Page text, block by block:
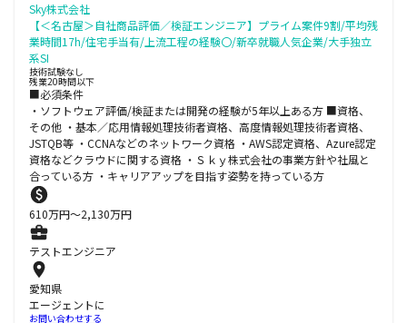
Sky株式会社
【＜名古屋＞自社商品評価／検証エンジニア】プライム案件9割/平均残
業時間17h/住宅手当有/上流工程の経験〇/新卒就職人気企業/大手独立
系SI
技術試験なし
残業20時間以下
■必須条件
・ソフトウェア評価/検証または開発の経験が5年以上ある方 ■資格、
その他 ・基本／応用情報処理技術者資格、高度情報処理技術者資格、
JSTQB等 ・CCNAなどのネットワーク資格 ・AWS認定資格、Azure認定
資格などクラウドに関する資格 ・Ｓｋｙ株式会社の事業方針や社風と
合っている方 ・キャリアアップを目指す姿勢を持っている方
610万円〜2,130万円
テストエンジニア
愛知県
エージェントに
お問い合わせする